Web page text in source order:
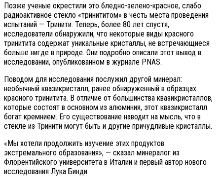
Позже ученые окрестили это бледно-зелено-красное, слабо
радиоактивное стекло «тринититом» в честь места проведения
испытаний — Тринити. Теперь, более 80 лет спустя,
исследователи обнаружили, что некоторые виды красного
тринитита содержат уникальные кристаллы, не встречающиеся
больше нигде в природе. Они подробно описали этот вывод в
исследовании, опубликованном в журнале PNAS.
Поводом для исследования послужил другой минерал:
необычный квазикристалл, ранее обнаруженный в образцах
красного тринитита. В отличие от большинства квазикристаллов,
которые состоят в основном из алюминия, этот квазикристалл
богат кремнием. Его существование наводит на мысль, что в
стекле из Тринити могут быть и другие причудливые кристаллы.
«Мы хотели продолжить изучение этих продуктов
экстремального образования», — сказал минералог из
Флорентийского университета в Италии и первый автор нового
исследования Лука Бинди.